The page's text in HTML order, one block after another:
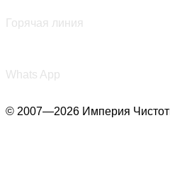
Горячая линия
Whats App
© 2007—2026 Империя